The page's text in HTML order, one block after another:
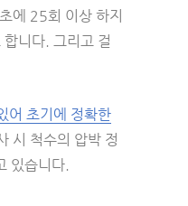
에 25회 이상 하지
니다. 그리고 걸
어 초기에 정확한
시 척수의 압박 정
있습니다.